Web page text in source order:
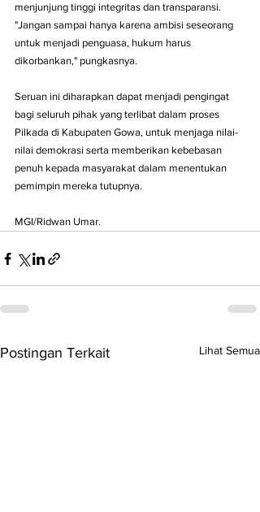
menjunjung tinggi integritas dan transparansi.
"Jangan sampai hanya karena ambisi seseorang
untuk menjadi penguasa, hukum harus
dikorbankan," pungkasnya.
Seruan ini diharapkan dapat menjadi pengingat
bagi seluruh pihak yang terlibat dalam proses
Pilkada di Kabupaten Gowa, untuk menjaga nilai-
nilai demokrasi serta memberikan kebebasan
penuh kepada masyarakat dalam menentukan
pemimpin mereka tutupnya.
MGI/Ridwan Umar.
Postingan Terkait Lihat Semua